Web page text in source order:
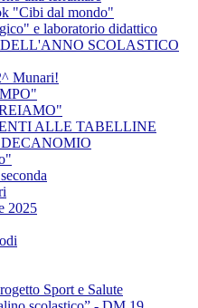
"Cibi dal mondo"
e laboratorio didattico
SCOLASTICO
Munari!
ALLE TABELLINE
2025
Sport e Salute